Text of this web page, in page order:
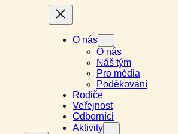
O nás
O nás
Náš tým
Pro média
Poděkování
Rodiče
Veřejnost
Odborníci
Aktivity